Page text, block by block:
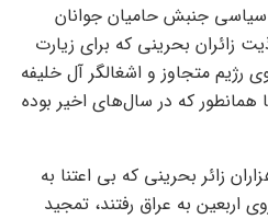
سیاسی جنبش حامیان جوانان
و اذیت زائران بحرینی که برای زیارت
رژیم متجاوز و اشغالگر آل خلیفه
همانطور که در سال‌های اخیر بوده
زائر بحرینی که بی اعتنا به
اربعین به عراق رفتند، تمجید